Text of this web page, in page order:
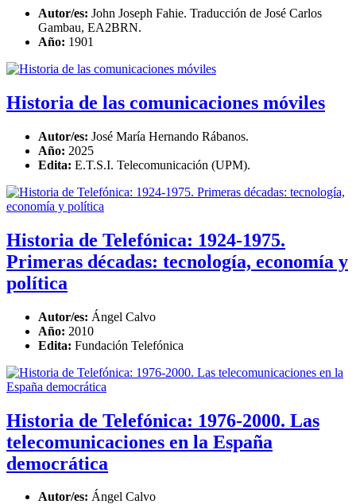
Autor/es: John Joseph Fahie. Traducción de José Carlos
Gambau, EA2BRN.
Año: 1901
Historia de las comunicaciones móviles
Autor/es: José María Hernando Rábanos.
Año: 2025
Edita: E.T.S.I. Telecomunicación (UPM).
Historia de Telefónica: 1924-1975.
Primeras décadas: tecnología, economía y
política
Autor/es: Ángel Calvo
Año: 2010
Edita: Fundación Telefónica
Historia de Telefónica: 1976-2000. Las
telecomunicaciones en la España
democrática
Autor/es: Ángel Calvo